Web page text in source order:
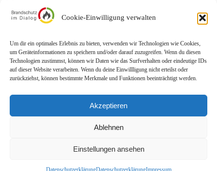
Cookie-Einwilligung verwalten
Um dir ein optimales Erlebnis zu bieten, verwenden wir Technologien wie Cookies,
um Geräteinformationen zu speichern und/oder darauf zuzugreifen. Wenn du diesen
Technologien zustimmst, können wir Daten wie das Surfverhalten oder eindeutige IDs
auf dieser Website verarbeiten. Wenn du deine Einwillligung nicht erteilst oder
zurückziehst, können bestimmte Merkmale und Funktionen beeinträchtigt werden.
Akzeptieren
Ablehnen
Einstellungen ansehen
DatenschutzerklärungDatenschutzerklärungImpressum
Name, E-Mail-Adresse und Website in diesem Browser für meinen
Impressum Datenschutz
© Brandschutz im Dialog | Stand: 10/2025